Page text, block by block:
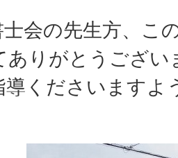
会の先生方、こ
ありがとうござい
導くださいますよ